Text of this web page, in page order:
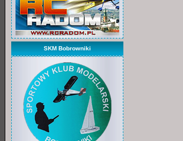
SKM Bobrowniki